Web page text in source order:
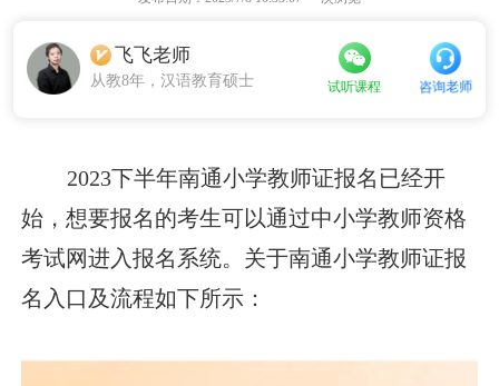
飞飞老师
从教8年，汉语教育硕士 试听课程 咨询老师
2023下半年南通小学教师证报名已经开
始，想要报名的考生可以通过中小学教师资格
考试网进入报名系统。关于南通小学教师证报
名入口及流程如下所示：